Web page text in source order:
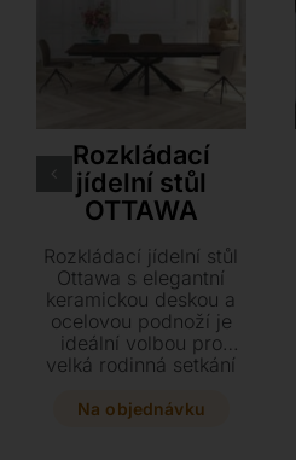
Rozkládací
jídelní stůl
OTTAWA
Rozkládací jídelní stůl
Ottawa s elegantní
keramickou deskou a
ocelovou podnoží je
ideální volbou pro
velká rodinná setkání
dvěma skrytým
Na objednávku